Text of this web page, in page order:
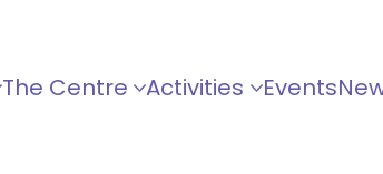
The Centre Activities Events